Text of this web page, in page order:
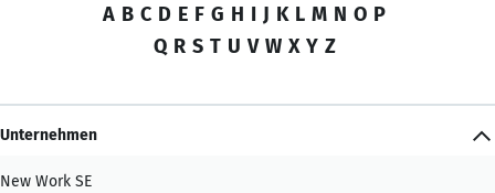
A B C D E F G H I J K L M N O P
Q R S T U V W X Y Z
Unternehmen
New Work SE